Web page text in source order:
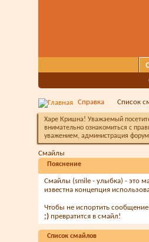
Справка Список
Харе Кришна! Уважаемый
внимательно ознакомиться с
уважением, администрация
Смайлы
Пояснение
Смайлы (smile - улыбка) - это
известна концепция
Чтобы не испортить
;) превратится в смайл!
Список смайлов